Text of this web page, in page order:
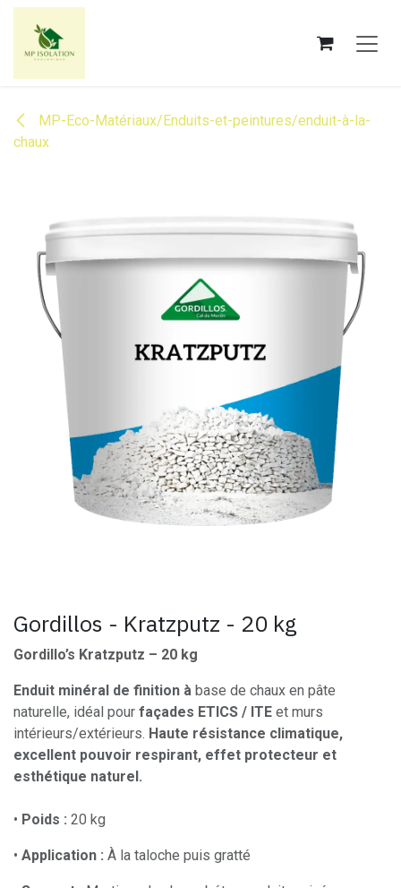
Se rendre au contenu
MP-Eco-Matériaux/Enduits-et-peintures/enduit-à-la-
chaux
Gordillos - Kratzputz - 20 kg
Gordillo’s Kratzputz – 20 kg
Enduit minéral de finition à base de chaux en pâte
naturelle, idéal pour façades ETICS / ITE et murs
intérieurs/extérieurs. Haute résistance climatique,
excellent pouvoir respirant, effet protecteur et
esthétique naturel.
• Poids : 20 kg
• Application : À la taloche puis gratté